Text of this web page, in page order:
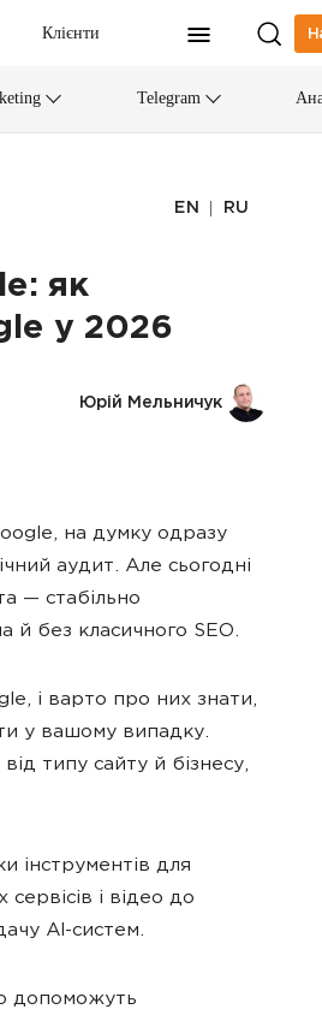
Клієнти
Telegram
EN | RU
як
у 2026
Юрій Мельничук
на думку одразу
аудит. Але сьогодні
— стабільно
й без класичного SEO.
і варто про них знати,
у вашому випадку.
типу сайту й бізнесу,
інструментів для
і відео до
AI-систем.
допоможуть